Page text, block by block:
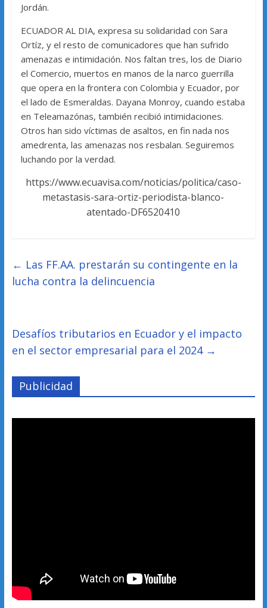
Jordán.
ECUADOR AL DIA, expresa su solidaridad con Sara
Ortíz, y el resto de comunicadores que han sufrido
amenazas e intimidación. Nos faltan tres, los de Diario
el Comercio, muertos en manos de la narco guerrilla
que opera en la frontera con Colombia y Ecuador, por
el lado de Esmeraldas. Dayana Monroy, cuando estaba
en Teleamazónas, también recibió intimidaciones.
Otros han sido víctimas de asaltos, en fin nada nos
amedrenta, las amenazas nos resbalan. Seguiremos
luchando por la verdad.
https://www.ecuavisa.com/noticias/politica/caso-
metastasis-sara-ortiz-periodista-blanco-
atentado-DF6520410
← Las FF.AA. prestarán su contingente en la
lucha contra la delincuencia
Desafíos tributarios en Ecuador y el impacto
en el sector empresarial para el 2024 →
Publicidad